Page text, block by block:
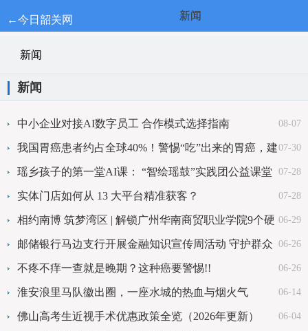
←今日韶关网 新闻
新闻
新闻
08-07
中小企业对接AI数字员工 合作模式选择指南
07-30
我国胃癌患者约占全球40%！警惕“吃”出来的胃癌，建
议转给身边人看看 07-28
瑶乡孩子的第一堂AI课： “智绘瑶鼓”实践团公益课堂
点亮乡村童年 07-28
实体门店如何从 13 大平台精准获客？
06-29
相约南博 筑梦湾区 | 解锁广州华南商贸职业学院9个硬
核优势 06-26
邮储银行马边支行开展金融知识宣传周活动 守护群众
财产安全 06-26
不疼不痒一查就是晚期？这种癌要警惕!!
06-14
淮安浪里马队徽出圈，一座水城的热血与烟火气
06-04
佛山高考生近视手术优惠政策全览（2026年更新）